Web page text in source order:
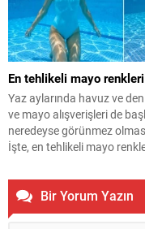
En tehlikeli mayo renkleri
Yaz aylarında havuz ve
ve mayo alışverişleri de
neredeyse görünmez
İşte, en tehlikeli mayo
Bir Yorum Yazın